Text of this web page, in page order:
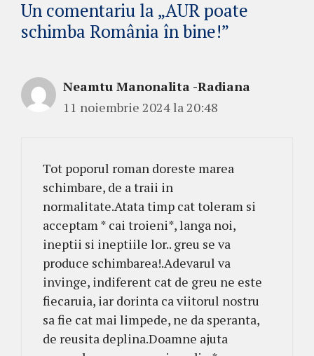
Un comentariu la „AUR poate
schimba România în bine!”
Neamtu Manonalita -Radiana
11 noiembrie 2024 la 20:48
Tot poporul roman doreste marea
schimbare, de a traii in
normalitate.Atata timp cat toleram si
acceptam * cai troieni*, langa noi,
ineptii si ineptiile lor.. greu se va
produce schimbarea!.Adevarul va
invinge, indiferent cat de greu ne este
fiecaruia, iar dorinta ca viitorul nostru
sa fie cat mai limpede, ne da speranta,
de reusita deplina.Doamne ajuta